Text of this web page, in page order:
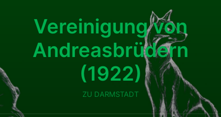
Vereinigung von
Andreasbrüdern
(1922)
ZU DARMSTADT